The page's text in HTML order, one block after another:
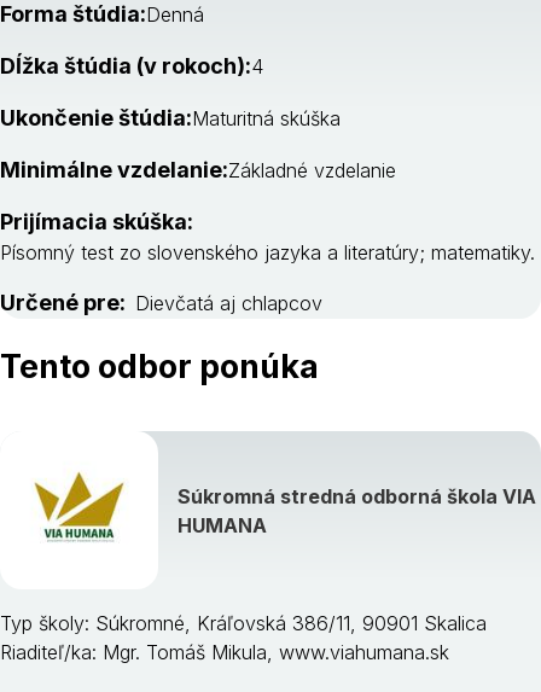
Forma štúdia:Denná
Dĺžka štúdia (v rokoch):4
Ukončenie štúdia:Maturitná skúška
Minimálne vzdelanie:Základné vzdelanie
Prijímacia skúška:
Písomný test zo slovenského jazyka a literatúry; matematiky.
Určené pre: Dievčatá aj chlapcov
Tento odbor ponúka
Súkromná stredná odborná škola VIA
HUMANA
Typ školy: Súkromné, Kráľovská 386/11, 90901 Skalica
Riaditeľ/ka: Mgr. Tomáš Mikula, www.viahumana.sk